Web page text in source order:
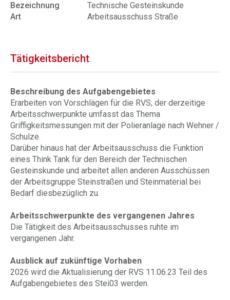
Bezeichnung
Technische Gesteinskunde
Art
Arbeitsausschuss Straße
Tätigkeitsbericht
Beschreibung des Aufgabengebietes
Erarbeiten von Vorschlägen für die RVS; der derzeitige
Arbeitsschwerpunkte umfasst das Thema
Griffigkeitsmessungen mit der Polieranlage nach Wehner /
Schulze.
Darüber hinaus hat der Arbeitsausschuss die Funktion
eines Think Tank für den Bereich der Technischen
Gesteinskunde und arbeitet allen anderen Ausschüssen
der Arbeitsgruppe Steinstraßen und Steinmaterial bei
Bedarf diesbezüglich zu.
Arbeitsschwerpunkte des vergangenen Jahres
Die Tätigkeit des Arbeitsausschusses ruhte im
vergangenen Jahr.
Ausblick auf zukünftige Vorhaben
2026 wird die Aktualisierung der RVS 11.06.23 Teil des
Aufgabengebietes des Stei03 werden.